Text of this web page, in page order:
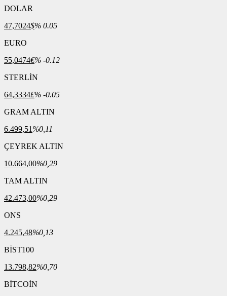
DOLAR
47,7024$% 0.05
EURO
55,0474€% -0.12
STERLİN
64,3334£% -0.05
GRAM ALTIN
6.499,51 %0,11
ÇEYREK ALTIN
10.664,00%0,29
TAM ALTIN
42.473,00%0,29
ONS
4.245,48%0,13
BİST100
13.798,82%0,70
BİTCOİN